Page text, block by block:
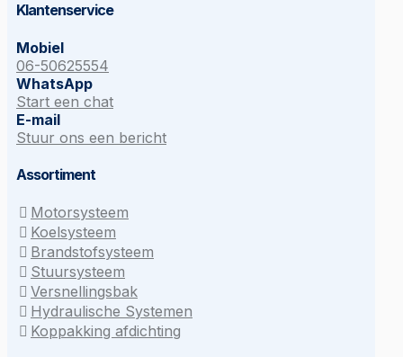
Klantenservice
Mobiel
06-50625554
WhatsApp
Start een chat
E-mail
Stuur ons een bericht
Assortiment
Motorsysteem
Koelsysteem
Brandstofsysteem
Stuursysteem
Versnellingsbak
Hydraulische Systemen
Koppakking afdichting